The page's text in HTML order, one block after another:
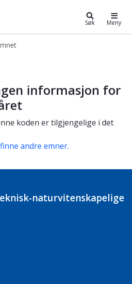
Søk Meny
informasjon for
koden er tilgjengelige i det
andre emner.
naturvitenskapelige